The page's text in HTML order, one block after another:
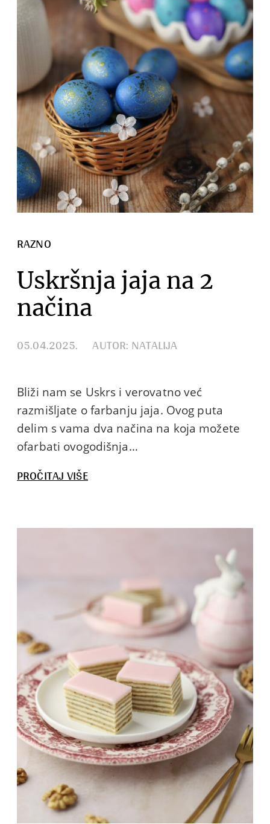
RAZNO
Uskršnja jaja na 2
načina
05.04.2025. AUTOR: NATALIJA
Bliži nam se Uskrs i verovatno već
razmišljate o farbanju jaja. Ovog puta
delim s vama dva načina na koja možete
ofarbati ovogodišnja…
PROČITAJ VIŠE:
NA